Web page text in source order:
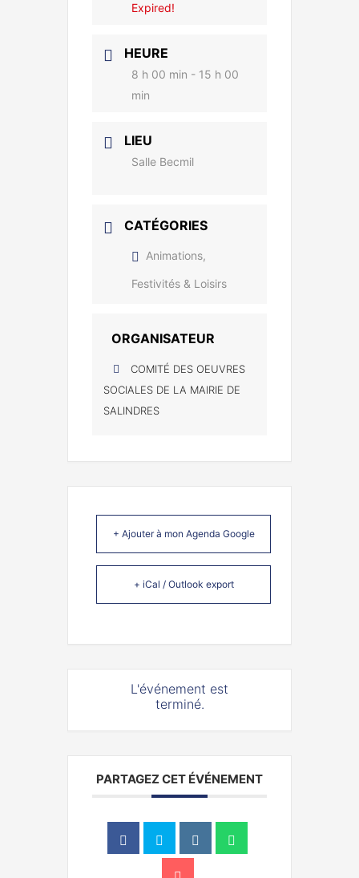
Expired!
HEURE
8 h 00 min - 15 h 00
min
LIEU
Salle Becmil
CATÉGORIES
Animations,
Festivités & Loisirs
ORGANISATEUR
COMITÉ DES OEUVRES
SOCIALES DE LA MAIRIE DE
SALINDRES
+ Ajouter à mon Agenda Google
+ iCal / Outlook export
L'événement est
terminé.
PARTAGEZ CET ÉVÉNEMENT